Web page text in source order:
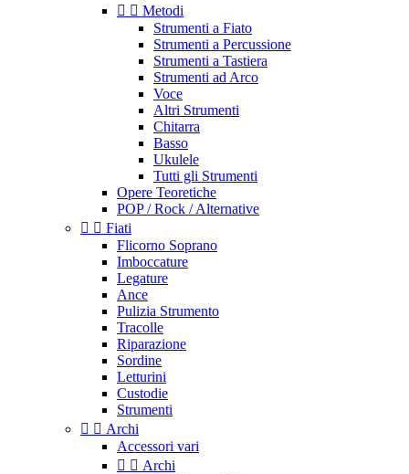
  Metodi
Strumenti a Fiato
Strumenti a Percussione
Strumenti a Tastiera
Strumenti ad Arco
Voce
Altri Strumenti
Chitarra
Basso
Ukulele
Tutti gli Strumenti
Opere Teoretiche
POP / Rock / Alternative
  Fiati
Flicorno Soprano
Imboccature
Legature
Ance
Pulizia Strumento
Tracolle
Riparazione
Sordine
Letturini
Custodie
Strumenti
  Archi
Accessori vari
  Archi